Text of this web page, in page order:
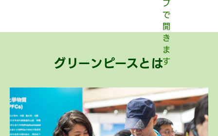
グリーンピースとは